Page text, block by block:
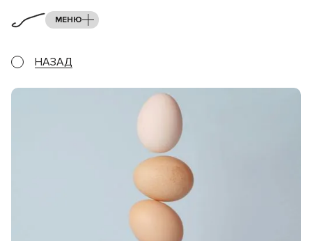
МЕНЮ
НАЗАД